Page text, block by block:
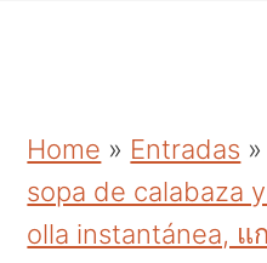
k
i
p
k
i
p
k
i
p
Home » Entradas »
sopa de calabaza
olla instantánea,